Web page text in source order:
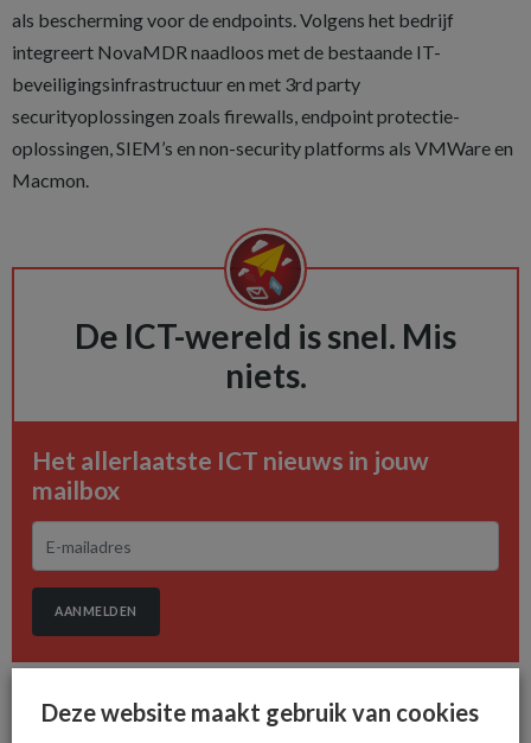
als bescherming voor de endpoints. Volgens het bedrijf
integreert NovaMDR naadloos met de bestaande IT-
beveiligingsinfrastructuur en met 3rd party
securityoplossingen zoals firewalls, endpoint protectie-
oplossingen, SIEM’s en non-security platforms als VMWare en
Macmon.
De ICT-wereld is snel. Mis
niets.
Het allerlaatste ICT nieuws in jouw
mailbox
AANMELDEN
Deze website maakt gebruik van cookies